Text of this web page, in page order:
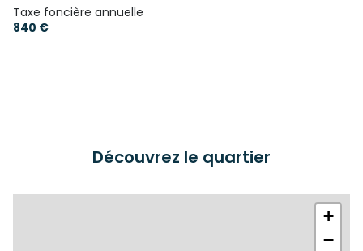
Taxe foncière annuelle
840 €
Découvrez le quartier
+
−